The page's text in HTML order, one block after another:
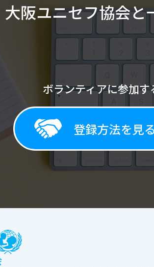
大阪ユニセフ協会と
ボランティアに参加す
登録方法を見る